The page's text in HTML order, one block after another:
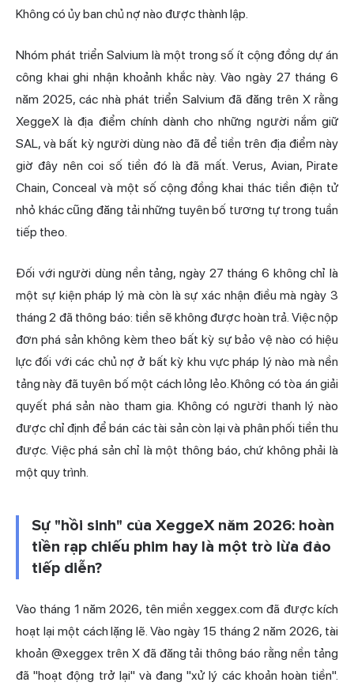
Không có ủy ban chủ nợ nào được thành lập.
Nhóm phát triển Salvium là một trong số ít cộng đồng dự án
công khai ghi nhận khoảnh khắc này. Vào ngày 27 tháng 6
năm 2025, các nhà phát triển Salvium đã đăng trên X rằng
XeggeX là địa điểm chính dành cho những người nắm giữ
SAL, và bất kỳ người dùng nào đã để tiền trên địa điểm này
giờ đây nên coi số tiền đó là đã mất. Verus, Avian, Pirate
Chain, Conceal và một số cộng đồng khai thác tiền điện tử
nhỏ khác cũng đăng tải những tuyên bố tương tự trong tuần
tiếp theo.
Đối với người dùng nền tảng, ngày 27 tháng 6 không chỉ là
một sự kiện pháp lý mà còn là sự xác nhận điều mà ngày 3
tháng 2 đã thông báo: tiền sẽ không được hoàn trả. Việc nộp
đơn phá sản không kèm theo bất kỳ sự bảo vệ nào có hiệu
lực đối với các chủ nợ ở bất kỳ khu vực pháp lý nào mà nền
tảng này đã tuyên bố một cách lỏng lẻo. Không có tòa án giải
quyết phá sản nào tham gia. Không có người thanh lý nào
được chỉ định để bán các tài sản còn lại và phân phối tiền thu
được. Việc phá sản chỉ là một thông báo, chứ không phải là
một quy trình.
Sự "hồi sinh" của XeggeX năm 2026: hoàn
tiền rạp chiếu phim hay là một trò lừa đảo
tiếp diễn?
Vào tháng 1 năm 2026, tên miền xeggex.com đã được kích
hoạt lại một cách lặng lẽ. Vào ngày 15 tháng 2 năm 2026, tài
khoản @xeggex trên X đã đăng tải thông báo rằng nền tảng
đã "hoạt động trở lại" và đang "xử lý các khoản hoàn tiền".